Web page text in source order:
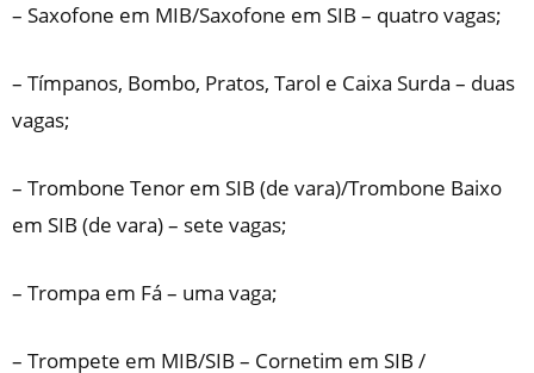
– Saxofone em MIB/Saxofone em SIB – quatro vagas;
– Tímpanos, Bombo, Pratos, Tarol e Caixa Surda – duas
vagas;
– Trombone Tenor em SIB (de vara)/Trombone Baixo
em SIB (de vara) – sete vagas;
– Trompa em Fá – uma vaga;
– Trompete em MIB/SIB – Cornetim em SIB /